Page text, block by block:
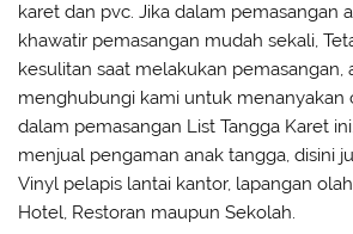
karet dan pvc. Jika dalam pemasangan
khawatir pemasangan mudah sekali,
kesulitan saat melakukan pemasangan,
menghubungi kami untuk menanyakan
dalam pemasangan List Tangga Karet
menjual pengaman anak tangga, disini
Vinyl pelapis lantai kantor, lapangan
Hotel, Restoran maupun Sekolah.